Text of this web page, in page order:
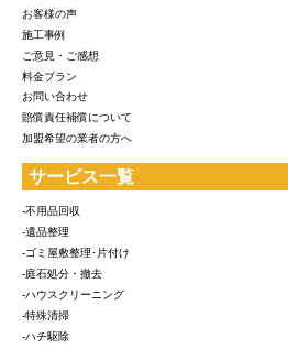
お客様の声
施工事例
ご意見・ご感想
料金プラン
お問い合わせ
賠償責任補償について
加盟希望の業者の方へ
サービス一覧
-不用品回収
-遺品整理
-ゴミ屋敷整理･片付け
-庭石処分・撤去
-ハウスクリーニング
-特殊清掃
-ハチ駆除